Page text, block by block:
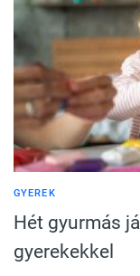
GYEREK
Hét gyurmás
gyerekekkel